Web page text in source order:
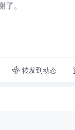
。
转发到动态